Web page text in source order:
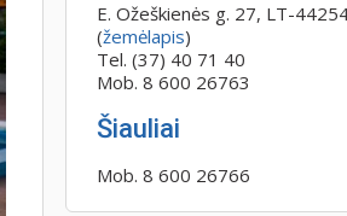
E. Ožeškienės g. 27, LT-
(žemėlapis)
Tel. (37) 40 71 40
Mob. 8 600 26763
Šiauliai
Mob. 8 600 26766